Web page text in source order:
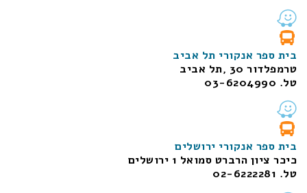
בית ספר אנקורי תל אביב
טרמפלדור 30 ,תל אביב
טל. 03-6204990
בית ספר אנקורי ירושלים
כיכר ציון הרברט סמואל 1
ירושלים
טל. 02-6222281